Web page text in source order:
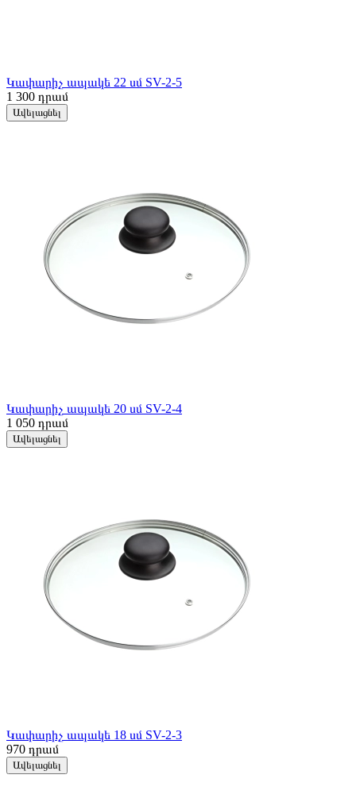
Կափարիչ ապակե 22 սմ SV-2-5
1 300 դրամ
Ավելացնել
Կափարիչ ապակե 20 սմ SV-2-4
1 050 դրամ
Ավելացնել
Կափարիչ ապակե 18 սմ SV-2-3
970 դրամ
Ավելացնել